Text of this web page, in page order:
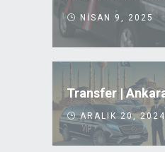
NISAN 9, 2025
ARALIK 20, 2024